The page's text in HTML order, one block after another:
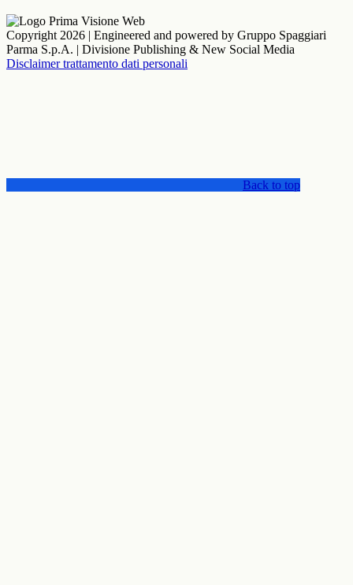
Copyright 2026 | Engineered and powered by Gruppo Spaggiari
Parma S.p.A. | Divisione Publishing & New Social Media
Disclaimer trattamento dati personali
Back to top